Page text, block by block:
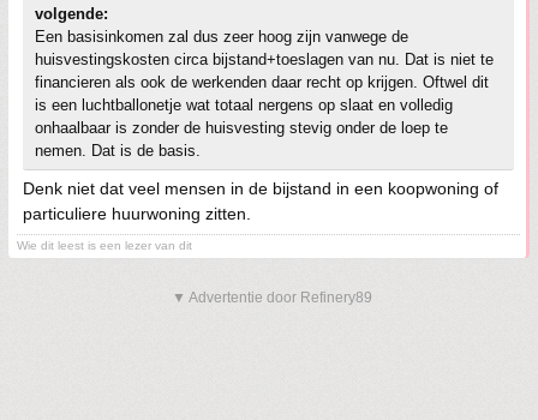
volgende:
Een basisinkomen zal dus zeer hoog zijn vanwege de
huisvestingskosten circa bijstand+toeslagen van nu. Dat is niet te
financieren als ook de werkenden daar recht op krijgen. Oftwel dit
is een luchtballonetje wat totaal nergens op slaat en volledig
onhaalbaar is zonder de huisvesting stevig onder de loep te
nemen. Dat is de basis.
Denk niet dat veel mensen in de bijstand in een koopwoning of
particuliere huurwoning zitten.
Wie dit leest is een lezer van dit
▼ Advertentie door Refinery89